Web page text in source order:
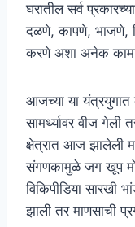
घरातील सर्व
दळणे, कापणे, भाजणे,
करणे अशा अनेक
आजच्या या यंत्रयुगात
सामर्थ्यावर वीज
क्षेत्रात आज झालेली
संगणकामुळे जग खूप मोठे
विकिपीडिया सारखी
झाली तर माणसाची